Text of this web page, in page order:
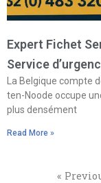
Expert Fichet
Service
La Belgique compte
ten-Noode occupe
plus densément
Read More »
«